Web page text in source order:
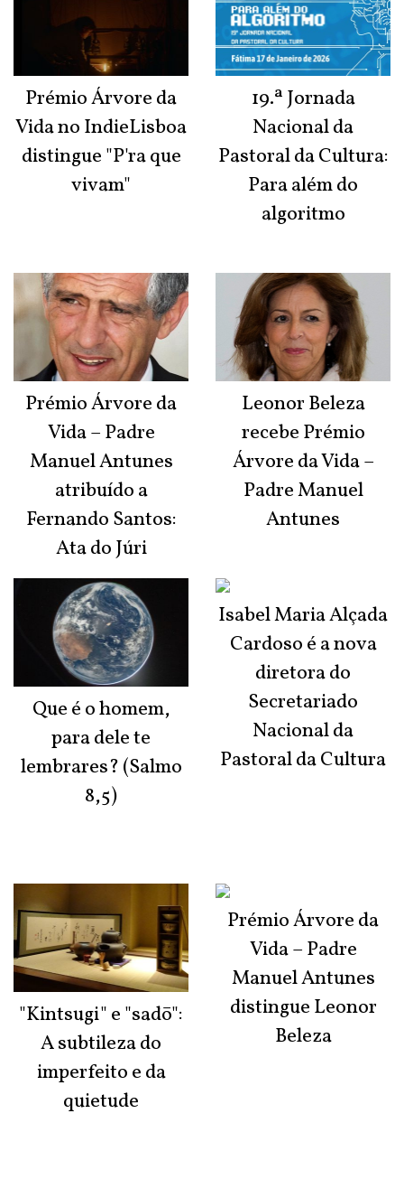
Prémio Árvore da
Vida no IndieLisboa
distingue "P'ra que
vivam"
Prémio Árvore da
Vida – Padre
Manuel Antunes
atribuído a
Fernando Santos:
Ata do Júri
Que é o homem,
para dele te
lembrares? (Salmo
8,5)
"Kintsugi" e "sadō":
A subtileza do
imperfeito e da
quietude
19.ª Jornada
Nacional da
Pastoral da Cultura:
Para além do
algoritmo
Leonor Beleza
recebe Prémio
Árvore da Vida –
Padre Manuel
Antunes
Isabel Maria Alçada
Cardoso é a nova
diretora do
Secretariado
Nacional da
Pastoral da Cultura
Prémio Árvore da
Vida – Padre
Manuel Antunes
distingue Leonor
Beleza